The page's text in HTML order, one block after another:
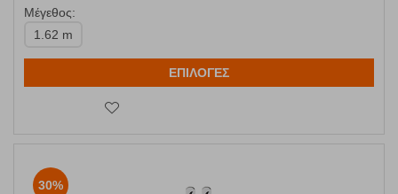
Μέγεθος:
1.62 m
ΕΠΙΛΟΓΕΣ
30%